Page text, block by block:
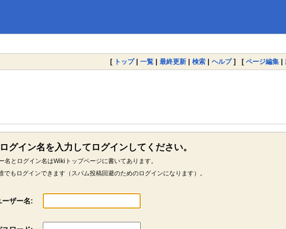
[ トップ| 一覧 | 最終更新 | 検索 | ヘルプ] [ ページ編集 |
グイン名を入力してログインしてください。
名とログイン名はWikiトップページに書いてあります。
でもログインできます（スパム投稿回避のためのログインになります）。
ーザー名: